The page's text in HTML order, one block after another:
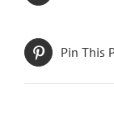
Pin This